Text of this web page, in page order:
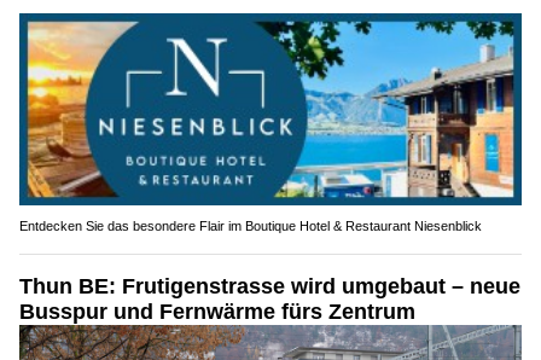
Entdecken Sie das besondere Flair im Boutique Hotel & Restaurant Niesenblick
Thun BE: Frutigenstrasse wird umgebaut – neue
Busspur und Fernwärme fürs Zentrum